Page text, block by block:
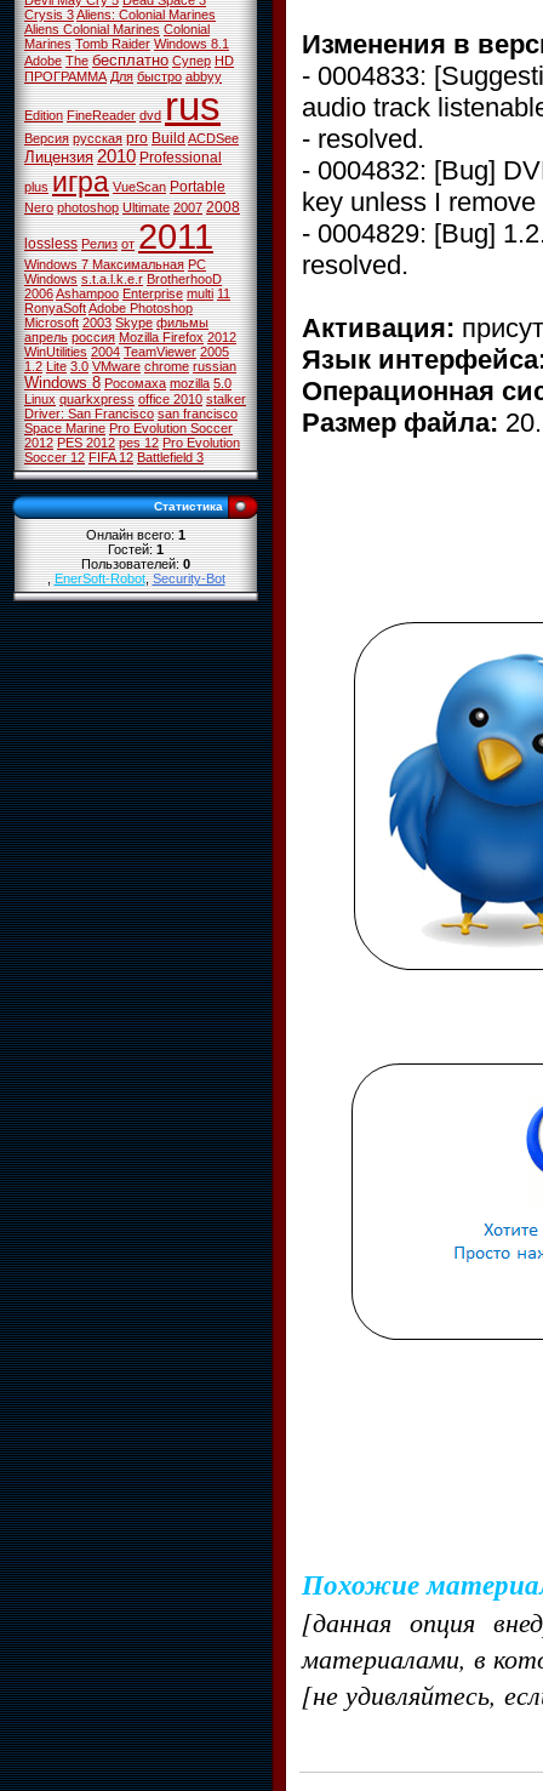
Crysis 3Aliens: Colonial Marines
Aliens Colonial Marines Colonial
Marines Tomb Raider Windows 8.1
Adobe The бесплатно Супер HD
ПРОГРАММА Для быстро abbyy
Edition FineReader dvd rus
Версия русская pro BuildACDSee
Лицензия 2010 Professional
plus игра VueScan Portable
Nero photoshop Ultimate 2007 2008
lossless Релиз от 2011
Windows 7 Максимальная PC
Windows s.t.a.l.k.e.r BrotherhooD
2006Ashampoo Enterprise multi 11
RonyaSoftAdobe Photoshop
Microsoft 2003 Skype фильмы
апрель россия Mozilla Firefox 2012
WinUtilities 2004 TeamViewer 2005
1.2 Lite 3.0 VMware chrome russian
Windows 8 Росомаха mozilla 5.0
Linux quarkxpress office 2010 stalker
Driver: San Francisco san francisco
Space Marine Pro Evolution Soccer
2012 PES 2012 pes 12 Pro Evolution
Soccer 12 FIFA 12 Battlefield 3
Статистика
Онлайн всего:1
Гостей:1
Пользователей:0
,EnerSoft-Robot,Security-Bot
Изменения в
- 0004833:
audio track
- resolved.
- 0004832: [Bug]
key unless I
- 0004829: [Bug]
resolved.
Активация:
Язык
Операционная
Размер файла:
Похожие
[данная опция
материалами, в
[не удивляйтесь,